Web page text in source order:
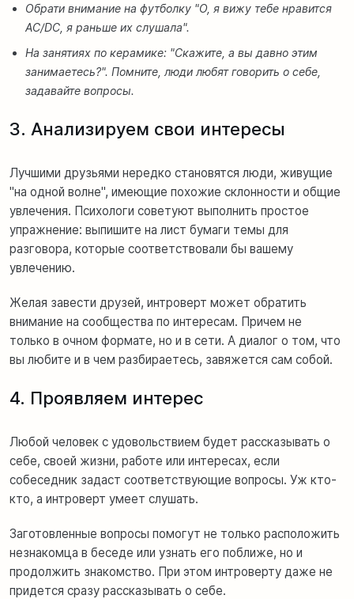
Обрати внимание на футболку "О, я вижу тебе нравится
AC/DC, я раньше их слушала".
На занятиях по керамике: "Скажите, а вы давно этим
занимаетесь?". Помните, люди любят говорить о себе,
задавайте вопросы.
3. Анализируем свои интересы
Лучшими друзьями нередко становятся люди, живущие
"на одной волне", имеющие похожие склонности и общие
увлечения. Психологи советуют выполнить простое
упражнение: выпишите на лист бумаги темы для
разговора, которые соответствовали бы вашему
увлечению.
Желая завести друзей, интроверт может обратить
внимание на сообщества по интересам. Причем не
только в очном формате, но и в сети. А диалог о том, что
вы любите и в чем разбираетесь, завяжется сам собой.
4. Проявляем интерес
Любой человек с удовольствием будет рассказывать о
себе, своей жизни, работе или интересах, если
собеседник задаст соответствующие вопросы. Уж кто-
кто, а интроверт умеет слушать.
Заготовленные вопросы помогут не только расположить
незнакомца в беседе или узнать его поближе, но и
продолжить знакомство. При этом интроверту даже не
придется сразу рассказывать о себе.